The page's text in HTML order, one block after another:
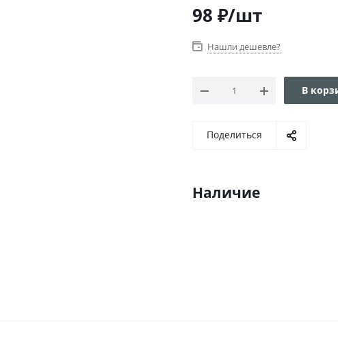
98 ₽/шт
Нашли дешевле?
В
Поделиться
Наличие